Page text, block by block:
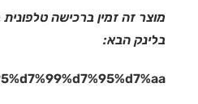
בלינק הבא: